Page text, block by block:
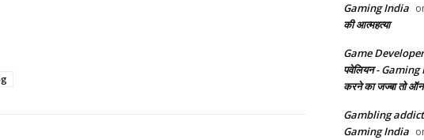
Gaming India
की आत्महत्या
Game
पवेलियन -
करने का जज्बा तो
Gambling
Gaming India